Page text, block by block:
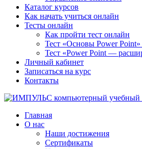
Каталог курсов
Как начать учиться онлайн
Тесты онлайн
Как пройти тест онлайн
Тест «Основы Power Point»
Тест «Power Point —
Личный кабинет
Записаться на курс
Контакты
Главная
О нас
Наши достижения
Сертификаты